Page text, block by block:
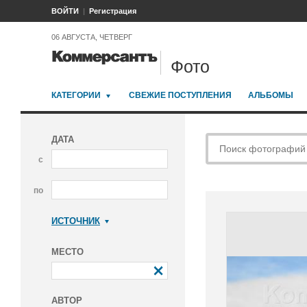
ВОЙТИ Регистрация
06 АВГУСТА, ЧЕТВЕРГ
Фото
КАТЕГОРИИ СВЕЖИЕ ПОСТУПЛЕНИЯ АЛЬБОМЫ
ДАТА
с
по
ИСТОЧНИК
МЕСТО
АВТОР